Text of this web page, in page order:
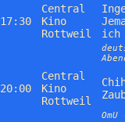
17:30
Central
Kino
Rottweil
ich
20:00
Central
Kino
Rottweil